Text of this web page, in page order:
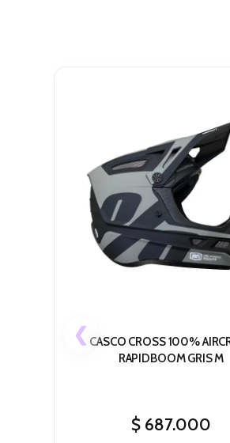
CASCO CROSS 100%
RAPIDBOOM GRIS M
$ 687.000
❮